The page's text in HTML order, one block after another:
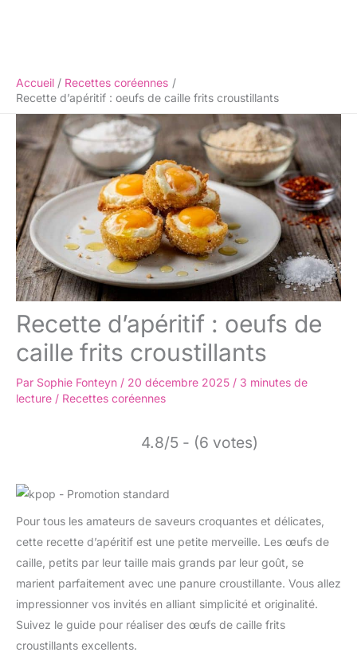
Accueil
Recettes coréennes
Recette d’apéritif : oeufs de caille frits croustillants
Recette d’apéritif : oeufs de
caille frits croustillants
Par Sophie Fonteyn / 20 décembre 2025 / 3 minutes de
lecture / Recettes coréennes
4.8/5 - (6 votes)
Pour tous les amateurs de saveurs croquantes et délicates,
cette recette d’apéritif est une petite merveille. Les œufs de
caille, petits par leur taille mais grands par leur goût, se
marient parfaitement avec une panure croustillante. Vous allez
impressionner vos invités en alliant simplicité et originalité.
Suivez le guide pour réaliser des œufs de caille frits
croustillants excellents.